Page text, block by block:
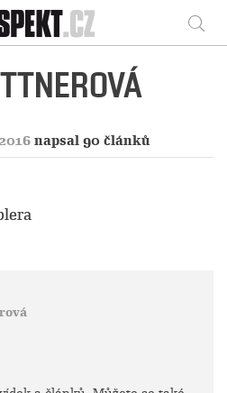
Respekt
napsal 90 článků